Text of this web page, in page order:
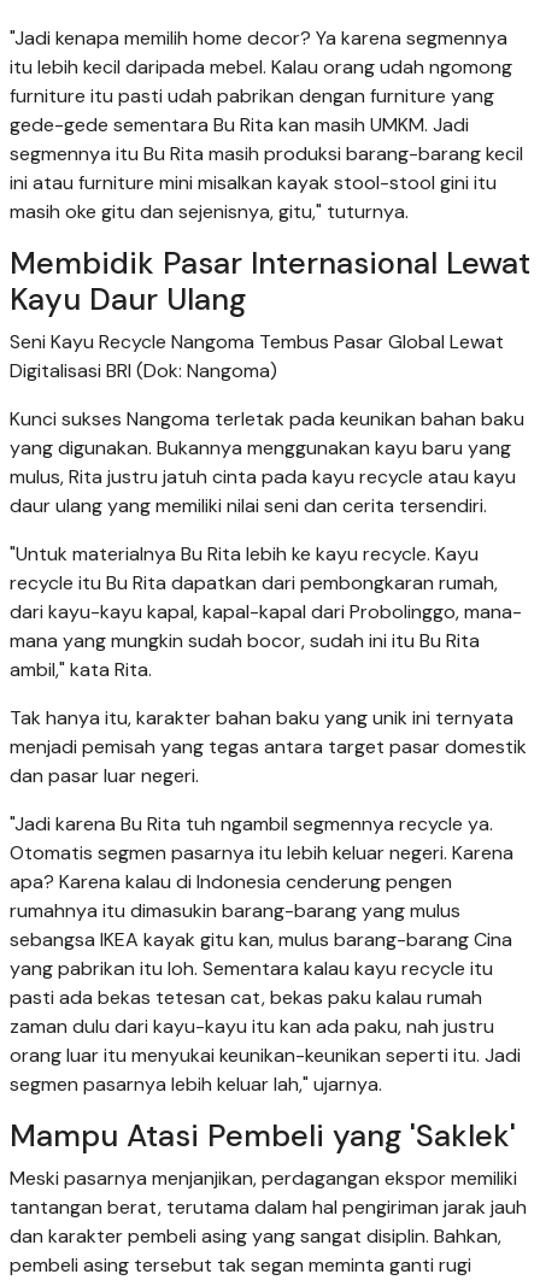
"Jadi kenapa memilih home decor? Ya karena segmennya
itu lebih kecil daripada mebel. Kalau orang udah ngomong
furniture itu pasti udah pabrikan dengan furniture yang
gede-gede sementara Bu Rita kan masih UMKM. Jadi
segmennya itu Bu Rita masih produksi barang-barang kecil
ini atau furniture mini misalkan kayak stool-stool gini itu
masih oke gitu dan sejenisnya, gitu," tuturnya.
Membidik Pasar Internasional Lewat
Kayu Daur Ulang
Seni Kayu Recycle Nangoma Tembus Pasar Global Lewat
Digitalisasi BRI (Dok: Nangoma)
Kunci sukses Nangoma terletak pada keunikan bahan baku
yang digunakan. Bukannya menggunakan kayu baru yang
mulus, Rita justru jatuh cinta pada kayu recycle atau kayu
daur ulang yang memiliki nilai seni dan cerita tersendiri.
"Untuk materialnya Bu Rita lebih ke kayu recycle. Kayu
recycle itu Bu Rita dapatkan dari pembongkaran rumah,
dari kayu-kayu kapal, kapal-kapal dari Probolinggo, mana-
mana yang mungkin sudah bocor, sudah ini itu Bu Rita
ambil," kata Rita.
Tak hanya itu, karakter bahan baku yang unik ini ternyata
menjadi pemisah yang tegas antara target pasar domestik
dan pasar luar negeri.
"Jadi karena Bu Rita tuh ngambil segmennya recycle ya.
Otomatis segmen pasarnya itu lebih keluar negeri. Karena
apa? Karena kalau di Indonesia cenderung pengen
rumahnya itu dimasukin barang-barang yang mulus
sebangsa IKEA kayak gitu kan, mulus barang-barang Cina
yang pabrikan itu loh. Sementara kalau kayu recycle itu
pasti ada bekas tetesan cat, bekas paku kalau rumah
zaman dulu dari kayu-kayu itu kan ada paku, nah justru
orang luar itu menyukai keunikan-keunikan seperti itu. Jadi
segmen pasarnya lebih keluar lah," ujarnya.
Mampu Atasi Pembeli yang 'Saklek'
Meski pasarnya menjanjikan, perdagangan ekspor memiliki
tantangan berat, terutama dalam hal pengiriman jarak jauh
dan karakter pembeli asing yang sangat disiplin. Bahkan,
pembeli asing tersebut tak segan meminta ganti rugi